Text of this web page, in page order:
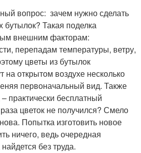
вопрос: зачем нужно сделать
бутылок? Такая поделка
внешним факторам:
перепадам температуры, ветру,
цветы из бутылок
на открытом воздухе несколько
первоначальный вид. Также
практически бесплатный
цветок не получился? Смело
Попытка изготовить новое
ничего, ведь очередная
без труда.